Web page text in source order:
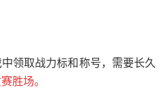
领取战力标和称号，需要长久
胜场。